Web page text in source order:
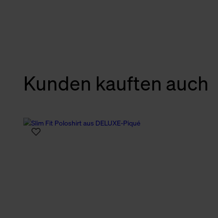
Kunden kauften auch